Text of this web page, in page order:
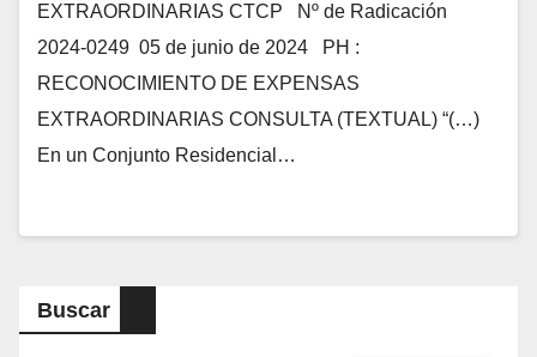
EXTRAORDINARIAS CTCP Nº de Radicación
2024-0249 05 de junio de 2024 PH :
RECONOCIMIENTO DE EXPENSAS
EXTRAORDINARIAS CONSULTA (TEXTUAL) “(…)
En un Conjunto Residencial…
Buscar